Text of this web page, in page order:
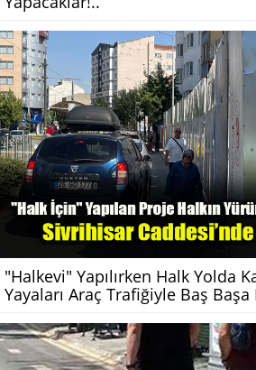
"Halkevi" Yapılırken Halk Yolda
Yayaları Araç Trafiğiyle Baş Başa